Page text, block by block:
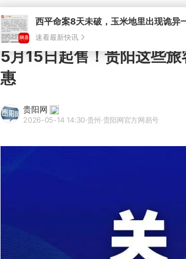
5月15日起售！贵阳这些
惠
贵阳网
2026-05-14 14:30·贵州·贵阳网官方网易号